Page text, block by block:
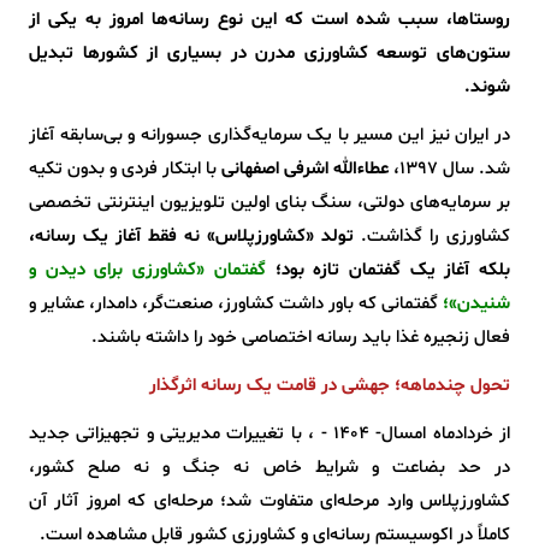
روستاها، سبب شده است که این نوع رسانه‌ها امروز به یکی از
ستون‌های توسعه کشاورزی مدرن در بسیاری از کشورها تبدیل
شوند.
در ایران نیز این مسیر با یک سرمایه‌گذاری جسورانه و بی‌سابقه آغاز
شد. سال ۱۳۹۷،
عطاءالله اشرفی اصفهانیبا ابتکار فردی و بدون تکیه
بر سرمایه‌های دولتی، سنگ بنای اولین تلویزیون اینترنتی تخصصی
کشاورزی را گذاشت. تولد «کشاورزپلاس» نه فقط آغاز یک رسانه،
بلکه آغاز یک گفتمان تازه بود؛ گفتمان «کشاورزی برای دیدن و
شنیدن»؛ گفتمانی که باور داشت کشاورز، صنعت‌گر، دامدار، عشایر و
فعال زنجیره غذا باید رسانه اختصاصی خود را داشته باشند.
تحول چندماهه؛ جهشی در قامت یک رسانه اثرگذار
از خردادماه امسال- 1404 - ، با تغییرات مدیریتی و تجهیزاتی جدید
در حد بضاعت و شرایط خاص نه جنگ و نه صلح کشور،
کشاورزپلاس وارد مرحله‌ای متفاوت شد؛ مرحله‌ای که امروز آثار آن
کاملاً در اکوسیستم رسانه‌ای و کشاورزی کشور قابل مشاهده است.